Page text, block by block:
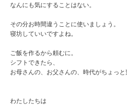
なんにも気にすることはない。
その分お時間違うことに使いましょう。
寝坊していいですよね。
ご飯を作るから頼むに。
シフトできたら、
お母さんの、お父さんの、時代がちょっと
わたしたちは